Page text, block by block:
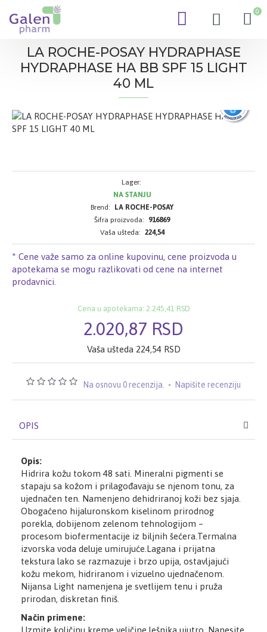
0
LA ROCHE-POSAY HYDRAPHASE
HYDRAPHASE HA BB SPF 15 LIGHT
40 ML
Na osnovu 0 recenzija. - Napišite recenziju
* Cene važe samo za online kupovinu, cene proizvoda u
apotekama se mogu razlikovati od cene na internet
prodavnici.
2.020,87 RSD
Cena u apotekama: 2.245,41 RSD
Vaša ušteda 224,54 RSD
Lager:
NA STANJU
Brend:
LA ROCHE-POSAY
Šifra proizvoda:
916869
Vaša ušteda: 224,54
OPIS
Opis:
Hidrira kožu tokom 48 sati. Mineralni pigmenti se
stapaju sa kožom i prilagođavaju se njenom tonu, za
ujednačen ten. Namenjeno dehidriranoj koži bez sjaja.
Obogaćeno hijaluronskom kiselinom prirodnog
porekla, dobijenom zelenom tehnologijom –
procesom biofermentacije iz biljnih šećera.Termalna
izvorska voda deluje umirujuće.Lagana i prijatna
tekstura lako se razmazuje i brzo upija, ostavljajući
kožu mekom, hidriranom i vizuelno ujednačenom.
Nijansa Light namenjena je svetlijem tenu i pruža
prirodan, diskretan finiš.
Način primene:
Uzmite količinu kreme veličine lešnika ujutro. Nanesite